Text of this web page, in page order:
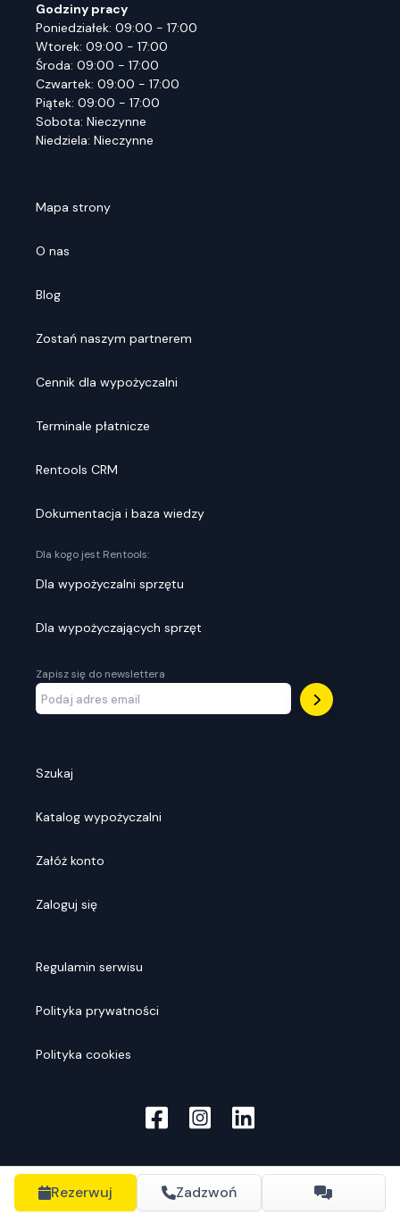
Rezerwuj Zadzwoń
Godziny pracy
Poniedziałek: 09:00 - 17:00
Wtorek: 09:00 - 17:00
Środa: 09:00 - 17:00
Czwartek: 09:00 - 17:00
Piątek: 09:00 - 17:00
Sobota: Nieczynne
Niedziela: Nieczynne
Mapa strony
O nas
Blog
Zostań naszym partnerem
Cennik dla wypożyczalni
Terminale płatnicze
Rentools CRM
Dokumentacja i baza wiedzy
Dla kogo jest Rentools:
Dla wypożyczalni sprzętu
Dla wypożyczających sprzęt
Zapisz się do newslettera
Szukaj
Katalog wypożyczalni
Załóż konto
Zaloguj się
Regulamin serwisu
Polityka prywatności
Polityka cookies
© Rentools 2026. Wszelkie prawa zastrzeżone.